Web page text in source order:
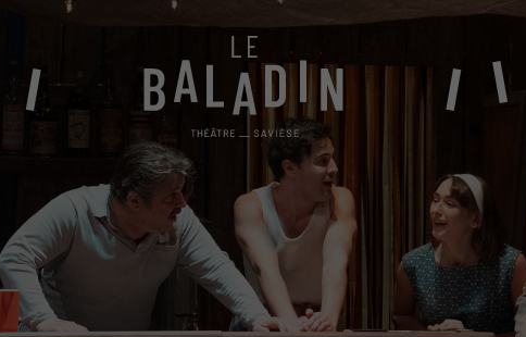
BILLETTERIE
Abonnements 2026-27
Conditions générales de vente
Billetterie en ligne
Vente au théâtre